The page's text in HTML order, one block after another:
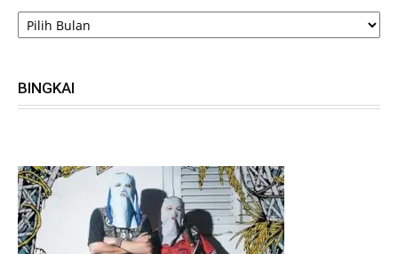
ARSIP
BINGKAI